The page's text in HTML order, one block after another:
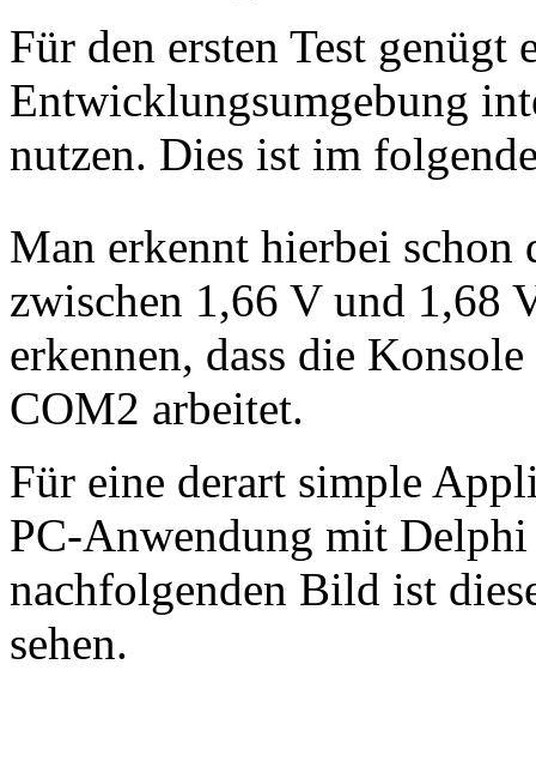
Für den ersten Test genügt
Entwicklungsumgebung
nutzen. Dies ist im
Man erkennt hierbei schon
zwischen 1,66 V und 1,68
erkennen, dass die
COM2 arbeitet.
Für eine derart simple
PC-Anwendung mit Delphi
nachfolgenden Bild ist
sehen.